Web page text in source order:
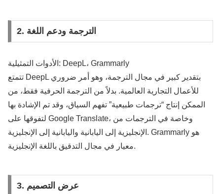
2. الترجمة ودعم اللغة
الأدوات التمثيلية: DeepL، Grammarly
تتمتع DeepL بتقدير كبير في مجال الترجمة، وهو أمر ضروري
للأعمال التجارية العالمية. بدلاً من الترجمة الحرفية فقط، من
الممكن إنتاج “ترجمات طبيعية” تفهم السياق، وقد تم الإشادة بها
لتفوقها على Google Translate، وخاصة في الترجمات من
الإنجليزية إلى اليابانية واليابانية إلى الإنجليزية. Grammarly هو
معيار في مجال التدقيق باللغة الإنجليزية.
3. عرض التصميم